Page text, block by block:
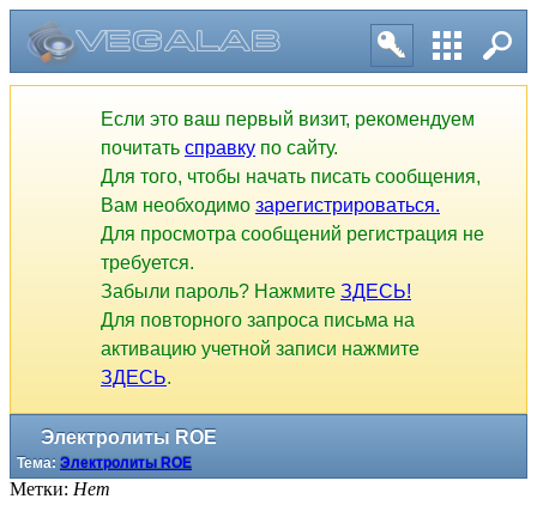
Если это ваш первый визит, рекомендуем
почитать справку по сайту.
Для того, чтобы начать писать сообщения,
Вам необходимо зарегистрироваться.
Для просмотра сообщений регистрация не
требуется.
Забыли пароль? Нажмите ЗДЕСЬ!
Для повторного запроса письма на
активацию учетной записи нажмите
ЗДЕСЬ.
Электролиты ROE
Тема: Электролиты ROE
Метки: Нет